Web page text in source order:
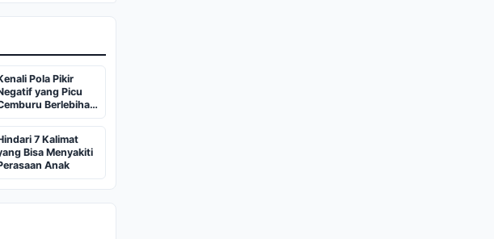
Pola Pikir
yang Picu
Berlebihan
Ahli
7 Kalimat
Bisa Menyakiti
Anak